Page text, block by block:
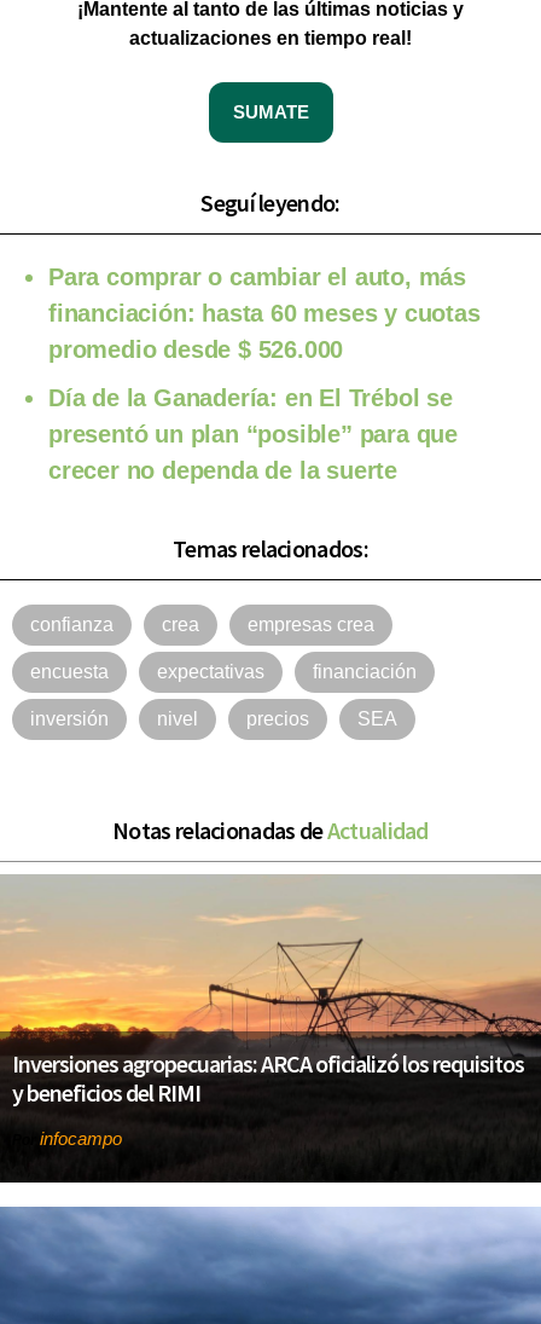
¡Mantente al tanto de las últimas noticias y
actualizaciones en tiempo real!
SUMATE
Seguí leyendo:
Para comprar o cambiar el auto, más
financiación: hasta 60 meses y cuotas
promedio desde $ 526.000
Día de la Ganadería: en El Trébol se
presentó un plan “posible” para que
crecer no dependa de la suerte
Temas relacionados:
confianza crea empresas crea
encuesta expectativas financiación
inversión nivel precios SEA
Notas relacionadas deActualidad
Inversiones agropecuarias: ARCA oficializó los requisitos
y beneficios del RIMI
infocampo